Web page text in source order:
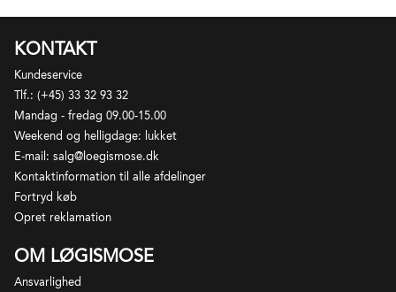
KONTAKT
Kundeservice
Tlf.: (+45) 33 32 93 32
Mandag - fredag 09.00-15.00
Weekend og helligdage: lukket
E-mail: salg@loegismose.dk
Kontaktinformation til alle afdelinger
Fortryd køb
Opret reklamation
OM LØGISMOSE
Ansvarlighed